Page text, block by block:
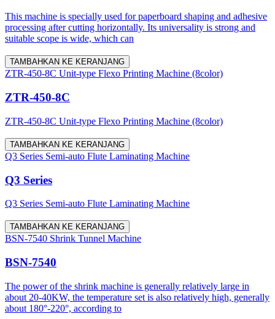
This machine is specially used for paperboard shaping and adhesive
processing after cutting horizontally. Its universality is strong and
suitable scope is wide, which can
TAMBAHKAN KE KERANJANG
ZTR-450-8C Unit-type Flexo Printing Machine (8color)
ZTR-450-8C
ZTR-450-8C Unit-type Flexo Printing Machine (8color)
TAMBAHKAN KE KERANJANG
Q3 Series Semi-auto Flute Laminating Machine
Q3 Series
Q3 Series Semi-auto Flute Laminating Machine
TAMBAHKAN KE KERANJANG
BSN-7540 Shrink Tunnel Machine
BSN-7540
The power of the shrink machine is generally relatively large in
about 20-40KW, the temperature set is also relatively high, generally
about 180°-220°, according to